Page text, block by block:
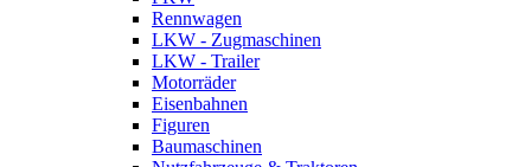
Rennwagen
LKW - Zugmaschinen
LKW - Trailer
Motorräder
Eisenbahnen
Figuren
Baumaschinen